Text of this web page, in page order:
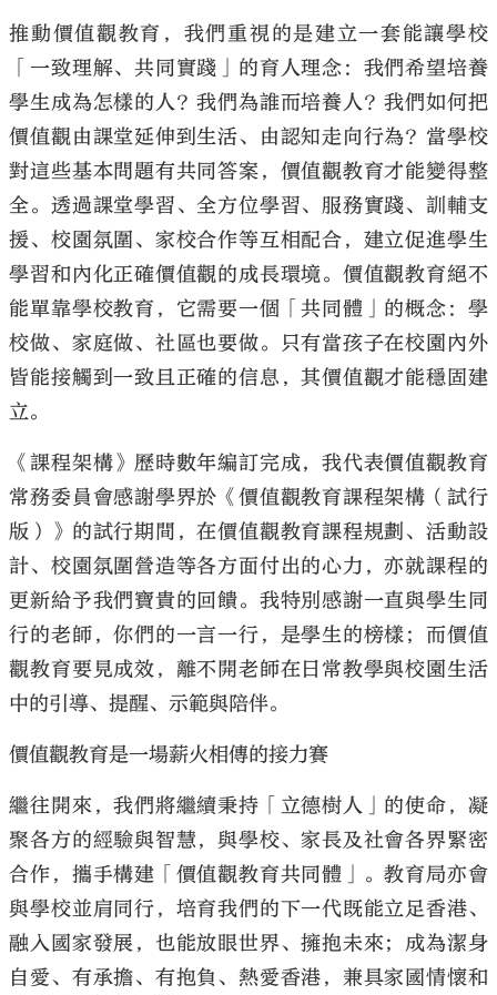
推動價值觀教育，我們重視的是建立一套能讓學校
「一致理解、共同實踐」的育人理念：我們希望培養
學生成為怎樣的人？我們為誰而培養人？我們如何把
價值觀由課堂延伸到生活、由認知走向行為？當學校
對這些基本問題有共同答案，價值觀教育才能變得整
全。透過課堂學習、全方位學習、服務實踐、訓輔支
援、校園氛圍、家校合作等互相配合，建立促進學生
學習和內化正確價值觀的成長環境。價值觀教育絕不
能單靠學校教育，它需要一個「共同體」的概念：學
校做、家庭做、社區也要做。只有當孩子在校園內外
皆能接觸到一致且正確的信息，其價值觀才能穩固建
立。
《課程架構》歷時數年編訂完成，我代表價值觀教育
常務委員會感謝學界於《價值觀教育課程架構（試行
版）》的試行期間，在價值觀教育課程規劃、活動設
計、校園氛圍營造等各方面付出的心力，亦就課程的
更新給予我們寶貴的回饋。我特別感謝一直與學生同
行的老師，你們的一言一行，是學生的榜樣；而價值
觀教育要見成效，離不開老師在日常教學與校園生活
中的引導、提醒、示範與陪伴。
價值觀教育是一場薪火相傳的接力賽
繼往開來，我們將繼續秉持「立德樹人」的使命，凝
聚各方的經驗與智慧，與學校、家長及社會各界緊密
合作，攜手構建「價值觀教育共同體」。教育局亦會
與學校並肩同行，培育我們的下一代既能立足香港、
融入國家發展，也能放眼世界、擁抱未來；成為潔身
自愛、有承擔、有抱負、熱愛香港，兼具家國情懷和